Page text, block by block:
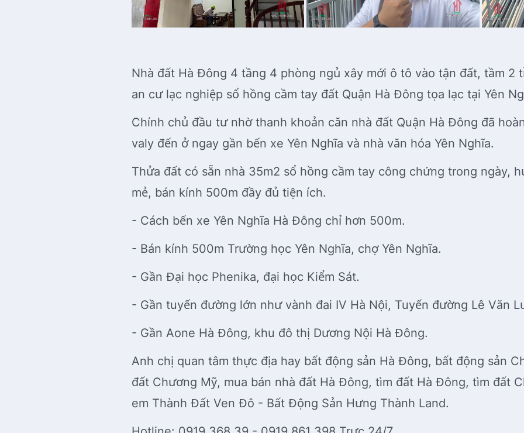
Nhà đất Hà Đông 4 tầng 4 phòng ngủ xây mới ô tô vào tận đất, tầm 2
an cư lạc nghiệp sổ hồng cầm tay đất Quận Hà Đông tọa lạc tại Yên
Chính chủ đầu tư nhờ thanh khoản căn nhà đất Quận Hà Đông đã
valy đến ở ngay gần bến xe Yên Nghĩa và nhà văn hóa Yên Nghĩa.
Thửa đất có sẵn nhà 35m2 sổ hồng cầm tay công chứng trong ngày,
mẻ, bán kính 500m đầy đủ tiện ích.
- Cách bến xe Yên Nghĩa Hà Đông chỉ hơn 500m.
- Bán kính 500m Trường học Yên Nghĩa, chợ Yên Nghĩa.
- Gần Đại học Phenika, đại học Kiểm Sát.
- Gần tuyến đường lớn như vành đai IV Hà Nội, Tuyến đường Lê Văn
- Gần Aone Hà Đông, khu đô thị Dương Nội Hà Đông.
Anh chị quan tâm thực địa hay bất động sản Hà Đông, bất động sản
đất Chương Mỹ, mua bán nhà đất Hà Đông, tìm đất Hà Đông, tìm đất
em Thành Đất Ven Đô - Bất Động Sản Hưng Thành Land.